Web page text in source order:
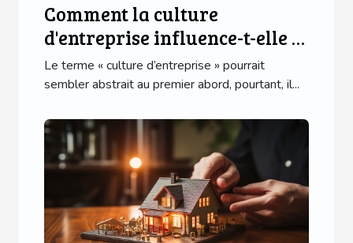
Comment la culture
d'entreprise influence-t-elle le
progrès des affaires ?
Le terme « culture d’entreprise » pourrait
sembler abstrait au premier abord, pourtant, il...